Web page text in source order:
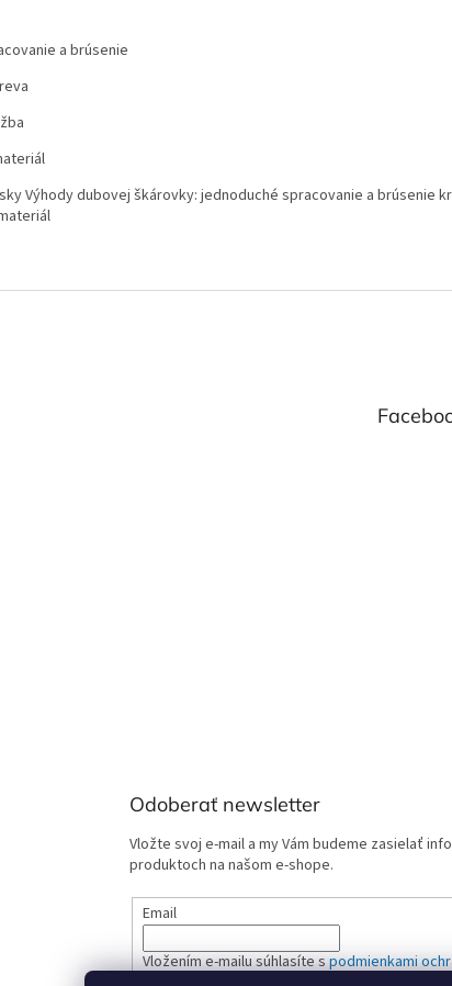
a brúsenie
Výhody dubovej škárovky: jednoduché spracovanie a brúsenie
Odoberať newsletter
Vložte svoj e-mail a my Vám budeme zasielať
produktoch na našom e-shope.
Email
Vložením e-mailu súhlasíte spodmienkami